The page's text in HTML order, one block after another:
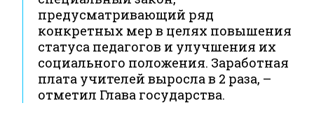
предусматривающий ряд
конкретных мер в целях повышения
статуса педагогов и улучшения их
социального положения. Заработная
плата учителей выросла в 2 раза, –
отметил Глава государства.